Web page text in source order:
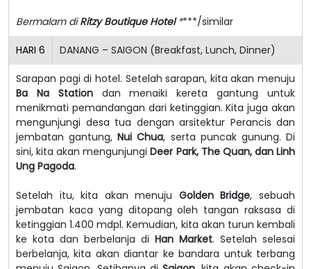
Bermalam diRitzy Boutique Hotel****/similar
HARI 6 DANANG – SAIGON (Breakfast, Lunch, Dinner)
Sarapan pagi di hotel. Setelah sarapan, kita akan menuju
Ba Na Stationdan menaiki kereta gantung untuk
menikmati pemandangan dari ketinggian. Kita juga akan
mengunjungi desa tua dengan arsitektur Perancis dan
jembatan gantung,Nui Chua, serta puncak gunung. Di
sini, kita akan mengunjungiDeer Park, The Quan, dan Linh
Ung Pagoda.
Setelah itu, kita akan menuju Golden Bridge, sebuah
jembatan kaca yang ditopang oleh tangan raksasa di
ketinggian 1.400 mdpl. Kemudian, kita akan turun kembali
ke kota dan berbelanja di Han Market. Setelah selesai
berbelanja, kita akan diantar ke bandara untuk terbang